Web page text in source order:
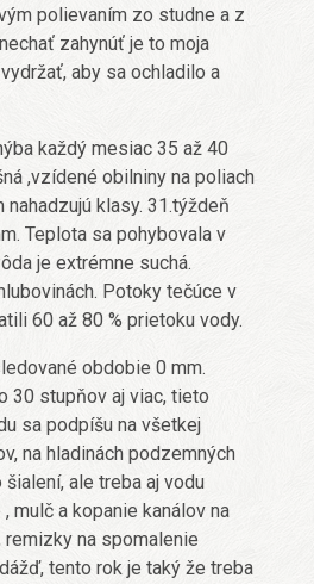
polievaním zo studne a z
zahynúť je to moja
aby sa ochladilo a
každý mesiac 35 až 40
,vzídené obilniny na poliach
klasy. 31.týždeň
Teplota sa pohybovala v
je extrémne suchá.
Potoky tečúce v
60 až 80 % prietoku vody.
obdobie 0 mm.
30 stupňov aj viac, tieto
sa podpíšu na všetkej
na hladinách podzemných
ale treba aj vodu
mulč a kopanie kanálov na
remizky na spomalenie
tento rok je taký že treba